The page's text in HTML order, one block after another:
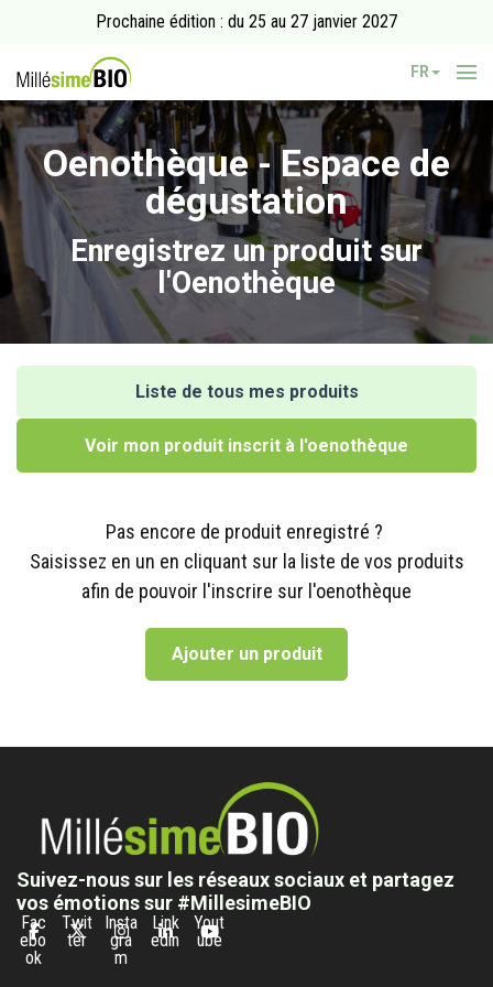
Prochaine édition : du 25 au 27 janvier 2027
FR
Oenothèque - Espace de
dégustation
Enregistrez un produit sur
l'Oenothèque
Liste de tous mes produits
Voir mon produit inscrit à l'oenothèque
Pas encore de produit enregistré ?
Saisissez en un en cliquant sur la liste de vos produits
afin de pouvoir l'inscrire sur l'oenothèque
Ajouter un produit
Suivez-nous sur les réseaux sociaux et partagez
vos émotions sur #MillesimeBIO
Fac
ebo
ok
Twit
ter
Insta
gra
m
Link
edin
Yout
ube